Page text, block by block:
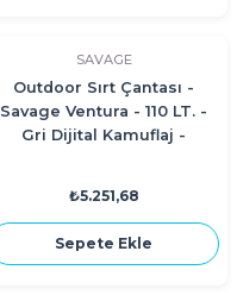
SAVAGE
Outdoor Sırt Çantası -
Savage Ventura - 110 LT. -
Gri Dijital Kamuflaj -
₺5.251,68
Sepete Ekle